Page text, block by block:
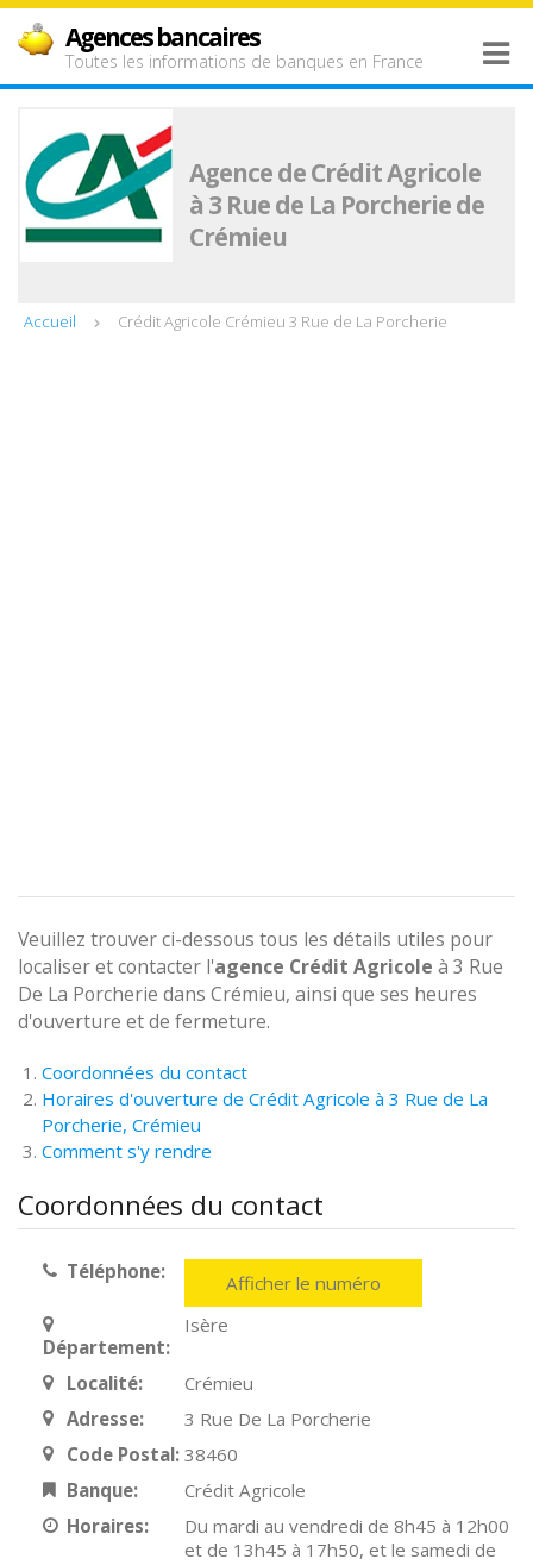
Agences bancaires
Toutes les informations de banques en France
Agence de Crédit Agricole
à 3 Rue de La Porcherie de
Crémieu
Accueil Crédit Agricole Crémieu 3 Rue de La Porcherie
Veuillez trouver ci-dessous tous les détails utiles pour
localiser et contacter l'agence Crédit Agricole à 3 Rue
De La Porcherie dans Crémieu, ainsi que ses heures
d'ouverture et de fermeture.
Coordonnées du contact
Horaires d'ouverture de Crédit Agricole à 3 Rue de La
Porcherie, Crémieu
Comment s'y rendre
Coordonnées du contact
Téléphone: Afficher le numéro
Département:
Isère
Localité:
Crémieu
Adresse:
3 Rue De La Porcherie
Code Postal: 38460
Banque:
Crédit Agricole
Horaires:
Du mardi au vendredi de 8h45 à 12h00
et de 13h45 à 17h50, et le samedi de